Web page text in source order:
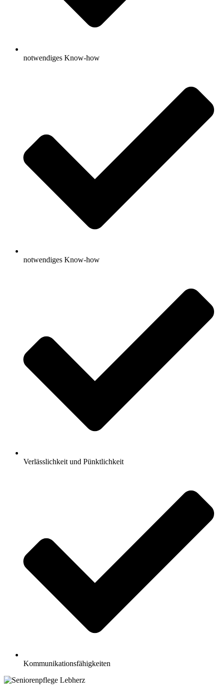
notwendiges Know-how
notwendiges Know-how
Verlässlichkeit und Pünktlichkeit
Kommunikationsfähigkeiten